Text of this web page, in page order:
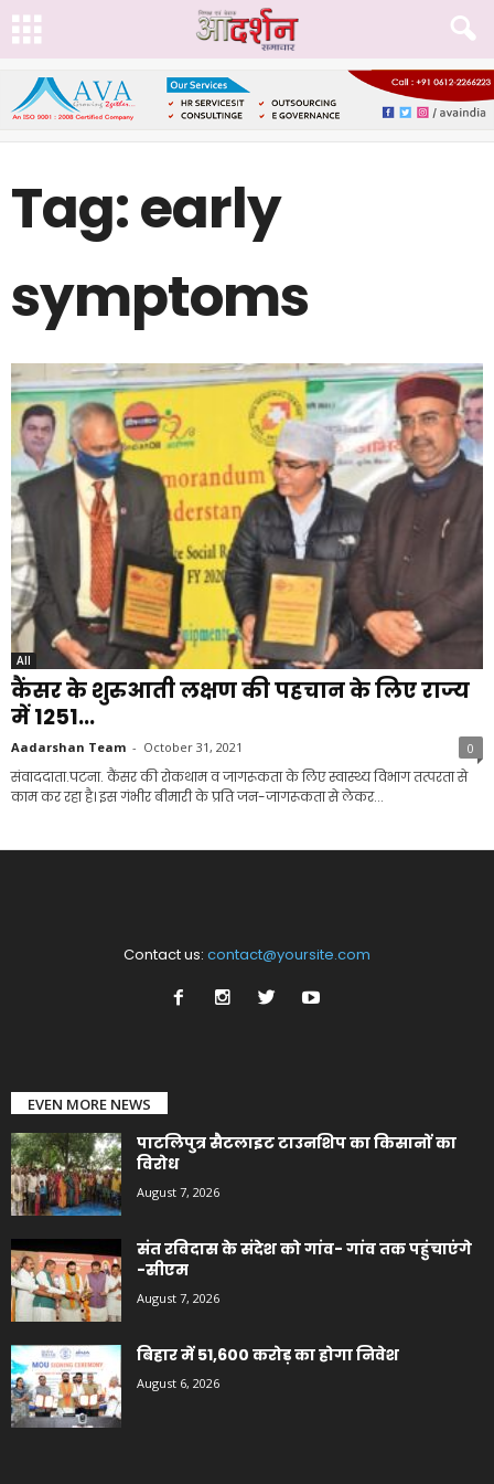
Tag: early
symptoms
All
कैंसर के शुरुआती लक्षण की पहचान के लिए राज्य
में 1251...
Aadarshan Team - October 31, 2021 0
संवाददाता.पटना. कैंसर की रोकथाम व जागरूकता के लिए स्वास्थ्य विभाग तत्परता से
काम कर रहा है। इस गंभीर बीमारी के प्रति जन-जागरूकता से लेकर...
Contact us: contact@yoursite.com
EVEN MORE NEWS
पाटलिपुत्र सैटलाइट टाउनशिप का किसानों का
विरोध
August 7, 2026
संत रविदास के संदेश को गांव- गांव तक पहुंचाएंगे
-सीएम
August 7, 2026
बिहार में 51,600 करोड़ का होगा निवेश
August 6, 2026